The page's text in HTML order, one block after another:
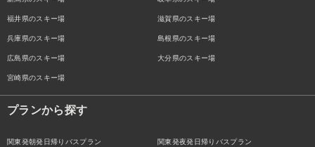
福井県のスキー場 滋賀県のスキー場
兵庫県のスキー場 島根県のスキー場
広島県のスキー場 大分県のスキー場
宮崎県のスキー場
プランから探す
関東発朝発日帰りバスプラン 関東発夜発日帰りバスプラン